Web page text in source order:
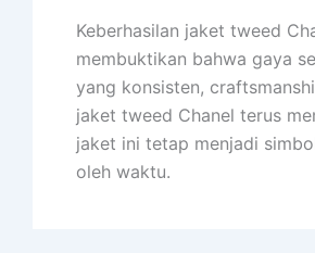
Keberhasilan jaket tweed
membuktikan bahwa gaya
yang konsisten,
jaket tweed Chanel terus
jaket ini tetap menjadi
oleh waktu.